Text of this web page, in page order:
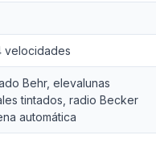
velocidades
Behr, elevalunas
tintados, radio Becker
automática